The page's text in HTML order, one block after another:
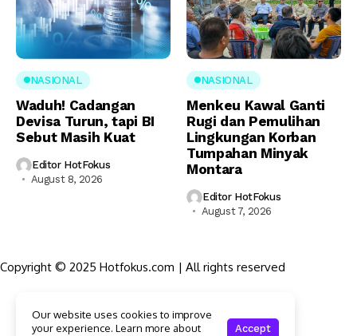
NASIONAL
Waduh! Cadangan
Devisa Turun, tapi BI
Sebut Masih Kuat
Editor HotFokus
August 8, 2026
NASIONAL
Menkeu Kawal Ganti
Rugi dan Pemulihan
Lingkungan Korban
Tumpahan Minyak
Montara
Editor HotFokus
August 7, 2026
Copyright © 2025 Hotfokus.com | All rights reserved
Struktur Organisasi
Kode Etik Jurnalistik
Our website uses cookies to improve
your experience. Learn more about
Accept